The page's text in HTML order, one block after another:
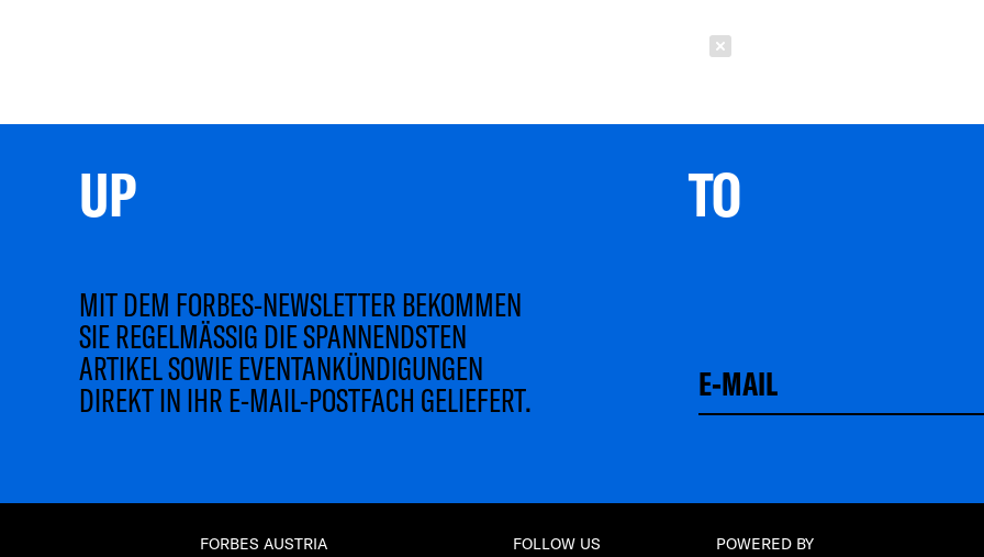
UP TO
MIT DEM FORBES-NEWSLETTER BEKOMMEN
SIE REGELMÄSSIG DIE SPANNENDSTEN
ARTIKEL SOWIE EVENTANKÜNDIGUNGEN
DIREKT IN IHR E-MAIL-POSTFACH GELIEFERT.
FORBES AUSTRIA FOLLOW US POWERED BY